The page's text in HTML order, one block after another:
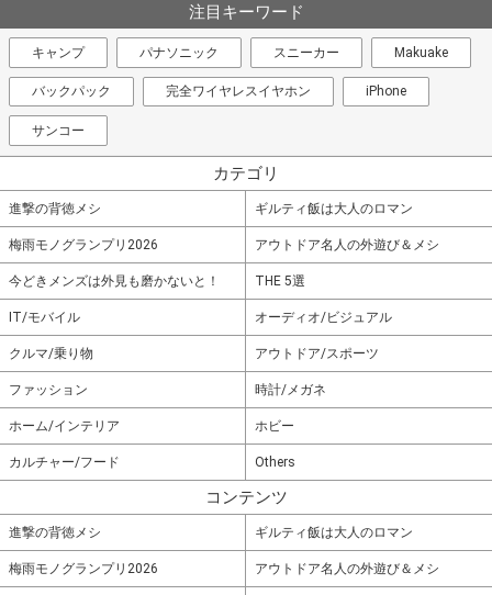
注目キーワード
キャンプ パナソニック スニーカー Makuake
バックパック 完全ワイヤレスイヤホン iPhone
サンコー
カテゴリ
進撃の背徳メシ ギルティ飯は大人のロマン
梅雨モノグランプリ2026 アウトドア名人の外遊び＆メシ
今どきメンズは外見も磨かないと！ THE 5選
IT/モバイル オーディオ/ビジュアル
クルマ/乗り物 アウトドア/スポーツ
ファッション 時計/メガネ
ホーム/インテリア ホビー
カルチャー/フード Others
コンテンツ
進撃の背徳メシ ギルティ飯は大人のロマン
梅雨モノグランプリ2026 アウトドア名人の外遊び＆メシ